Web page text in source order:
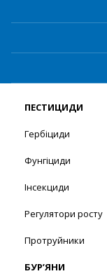
ПЕСТИЦИДИ
Гербіциди
Фунгіциди
Інсекциди
Регулятори росту
Протруйники
БУР’ЯНИ